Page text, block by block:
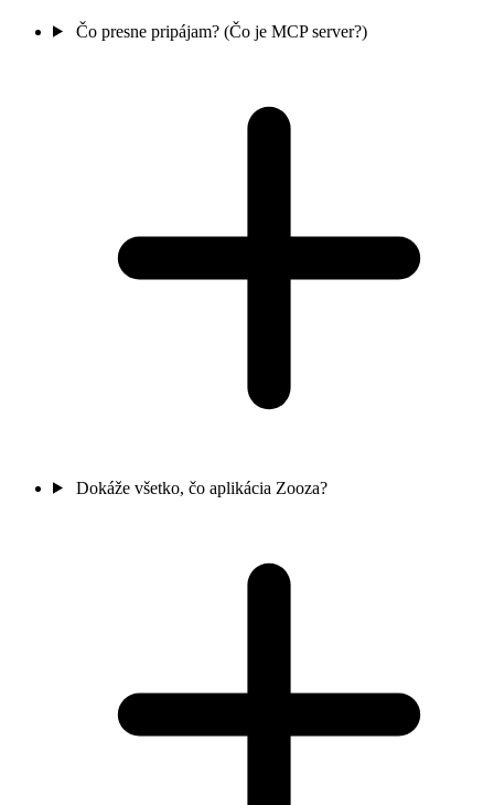
Čo presne pripájam? (Čo je MCP server?)
Dokáže všetko, čo aplikácia Zooza?